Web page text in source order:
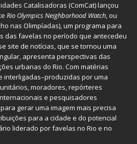
Catalisadoras (ComCat) lançou
Rio Olympics Neighborhood Watch, ou
nas Olimpíadas), um programa para
das favelas no período que antecedeu
site de notícias, que se tornou uma
apresenta perspectivas das
urbanas do Rio. Com matérias
por uma
moradores, repórteres
e pesquisadores
gerar uma imagem mais precisa
para a cidade e do potencial
liderado por favelas no Rio e no